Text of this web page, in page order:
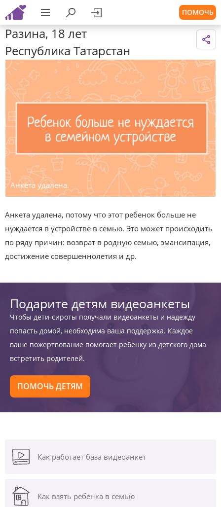
ПОМОЧЬ
Разина, 18 лет
Республика Татарстан
Анкета удалена.
Анкета удалена, потому что этот ребенок больше не
нуждается в устройстве в семью. Это может происходить
по ряду причин: возврат в родную семью, эмансипация,
достижение совершеннолетия и др.
Подарите детям видеоанкеты
Чтобы дети-сироты получали видеоанкеты и надежду
попасть домой, необходима ваша поддержка. Каждое
ваше пожертвование помогает ребенку из детского дома
встретить родителей.
ПОМОЧЬ ДЕТЯМ
Как работает база видеоанкет
Как взять ребенка в семью